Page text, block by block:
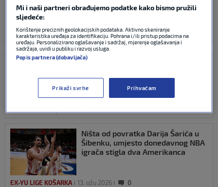
KOŠARKA 16. lip 2026 0
Misteriozna poruka potaknula
Ništa od povratka Darija Šarića u
Šibenku, umjesto donedavnog NBA
igrača stigla dva Amerikanca
EX-YU LIGE KOŠARKA 13. ožu 2026 0
Mi i naši partneri obrađujemo podatke kako bismo pružili
sljedeće:
Korištenje preciznih geolokacijskih podataka. Aktivno skeniranje
karakteristika uređaja za identifikaciju. Pohrana i/ili pristup podacima na
uređaju. Personalizirano oglašavanje i sadržaj, mjerenje oglašavanja i
sadržaja, uvidi u publiku i razvoj usluga.
Popis partnera (dobavljača)
Prikaži svrhe Prihvaćam